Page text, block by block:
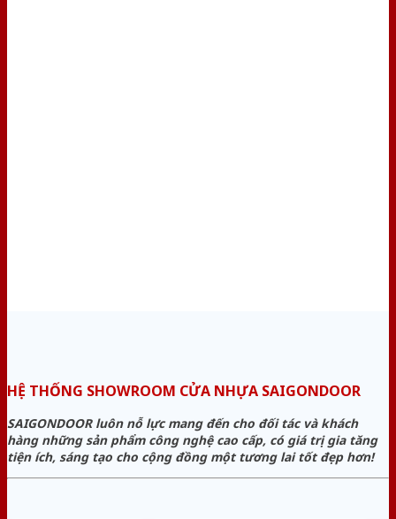
HỆ THỐNG SHOWROOM CỬA NHỰA SAIGONDOOR
SAIGONDOOR luôn nỗ lực mang đến cho đối tác và khách
hàng những sản phẩm công nghệ cao cấp, có giá trị gia tăng
tiện ích, sáng tạo cho cộng đồng một tương lai tốt đẹp hơn!